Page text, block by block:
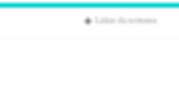
Lidas da semana